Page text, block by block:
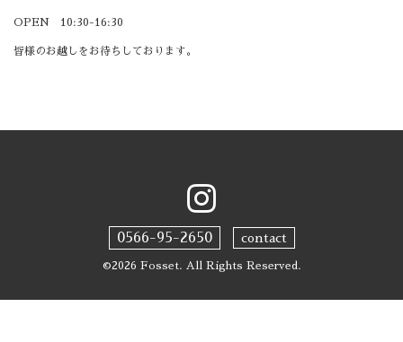
OPEN 10:30-16:30
皆様のお越しをお待ちしております。
0566-95-2650 contact
©2026 Fosset. All Rights Reserved.